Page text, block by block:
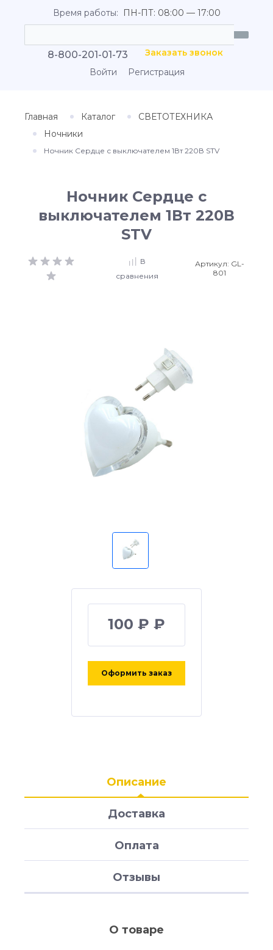
Время работы: ПН-ПТ: 08:00 — 17:00
8-800-201-01-73
Заказать звонок
Войти
Регистрация
Главная Каталог
СВЕТОТЕХНИКА
Ночники
Ночник Сердце с выключателем 1Вт 220В STV
Ночник Сердце с
выключателем 1Вт 220В
STV
В
сравнения
Артикул: GL-
801
100 ₽ ₽
Оформить заказ
Описание
Доставка
Оплата
Отзывы
О товаре